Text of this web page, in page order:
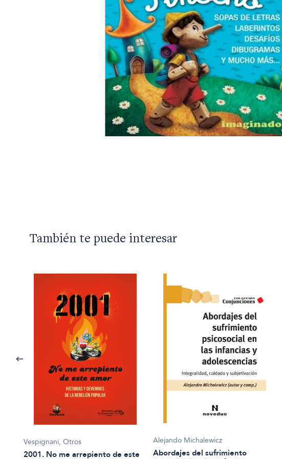
También te puede interesar
Vespignani, Otros
2001. No me arrepiento de este
Alejando Michalewicz
Abordajes del sufrimiento